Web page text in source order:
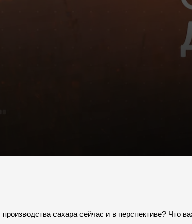
сахара сейчас и в перспективе? Что